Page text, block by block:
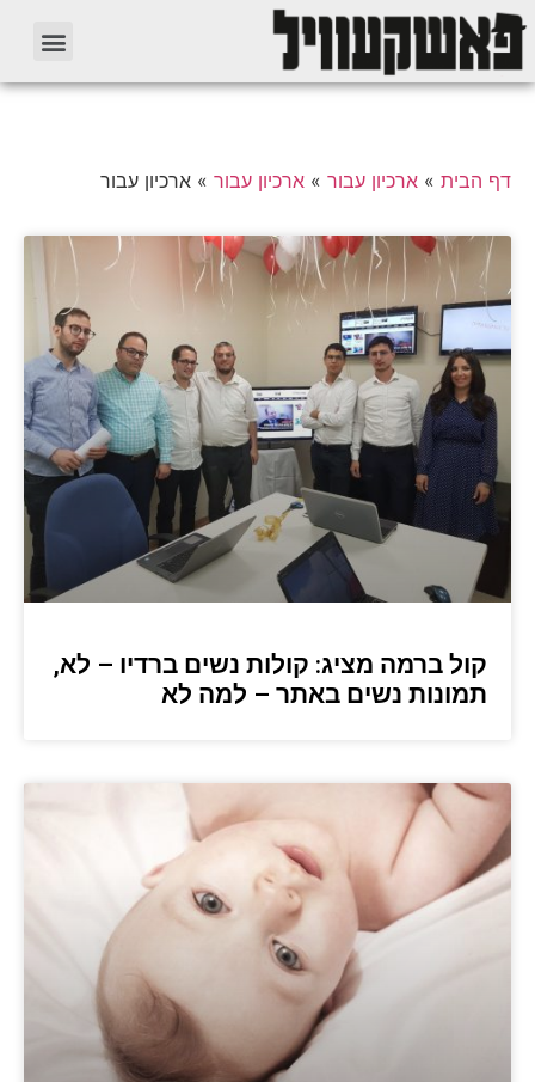
דף הבית » ארכיון עבור » ארכיון עבור » ארכיון עבור
קול ברמה מציג: קולות נשים ברדיו – לא,
תמונות נשים באתר – למה לא